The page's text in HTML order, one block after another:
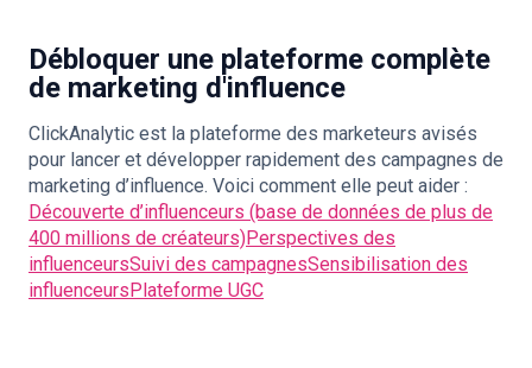
Débloquer une plateforme complète
de marketing d'influence
ClickAnalytic est la plateforme des marketeurs avisés
pour lancer et développer rapidement des campagnes de
marketing d’influence. Voici comment elle peut aider :
Découverte d’influenceurs (base de données de plus de
400 millions de créateurs)Perspectives des
influenceursSuivi des campagnesSensibilisation des
influenceursPlateforme UGC